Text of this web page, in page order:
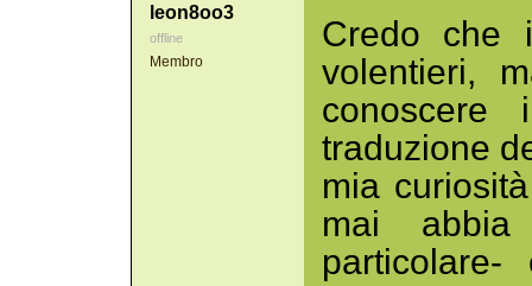
leon8oo3
offline
Membro
Credo che
volentieri,
traduzione
mia
mai